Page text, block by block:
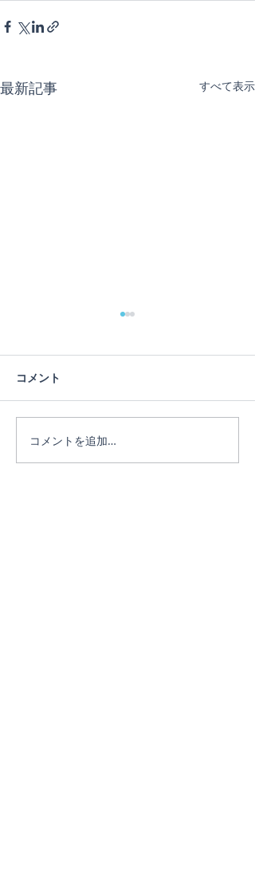
最新記事 すべて表示
蓮の花
コメント
コメントを追加…